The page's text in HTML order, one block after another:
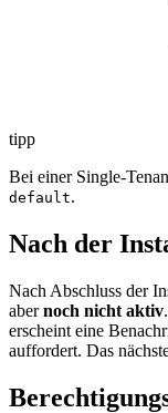
tipp
Bei einer Single-
default.
Nach der
Nach Abschluss der
abernoch nicht aktiv
erscheint eine
auffordert. Das